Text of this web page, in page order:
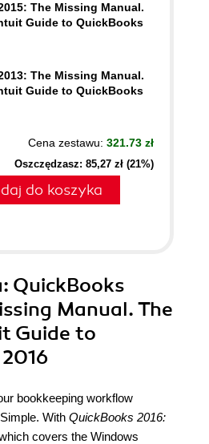
The Missing Manual.
Guide to QuickBooks
The Missing Manual.
Guide to QuickBooks
Cena zestawu: 321.73 zł
Oszczędzasz: 85,27 zł (21%)
do koszyka
: QuickBooks
Manual. The
Guide to
bookkeeping workflow
With QuickBooks 2016:
covers the Windows